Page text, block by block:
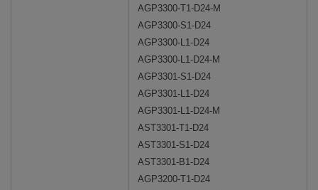
AGP3300-T1-D24-M
AGP3300-S1-D24
AGP3300-L1-D24
AGP3300-L1-D24-M
AGP3301-S1-D24
AGP3301-L1-D24
AGP3301-L1-D24-M
AST3301-T1-D24
AST3301-S1-D24
AST3301-B1-D24
AGP3200-T1-D24